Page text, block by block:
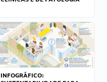
INFOGRÁFICO: